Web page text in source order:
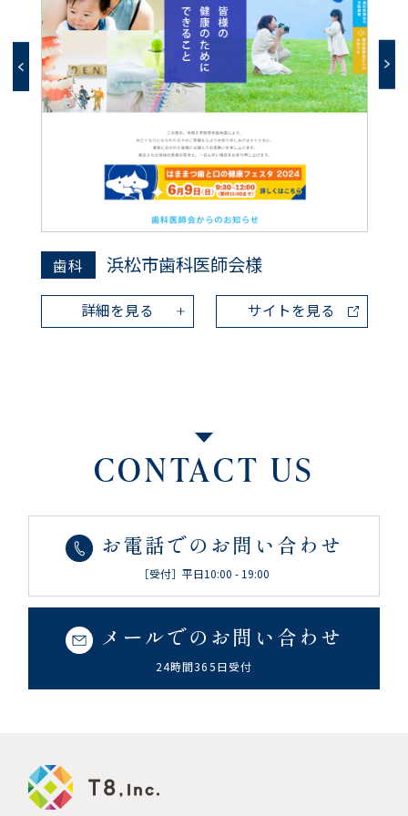
歯科 浜松市歯科医師会様
詳細を見る サイトを見る
CONTACT US
お電話でのお問い合わせ
［受付］平日10:00 - 19:00
メールでのお問い合わせ
24時間365日受付